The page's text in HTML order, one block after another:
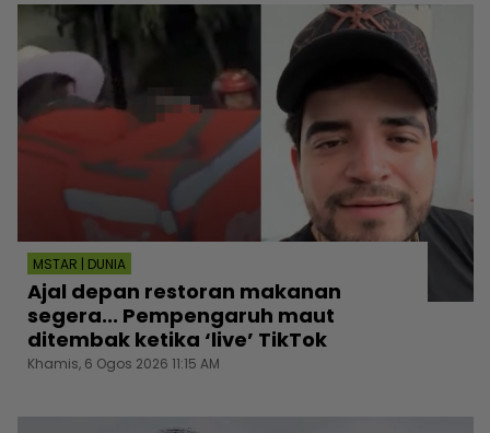
MSTAR | DUNIA
Ajal depan restoran makanan
segera... Pempengaruh maut
ditembak ketika ‘live’ TikTok
Khamis, 6 Ogos 2026 11:15 AM